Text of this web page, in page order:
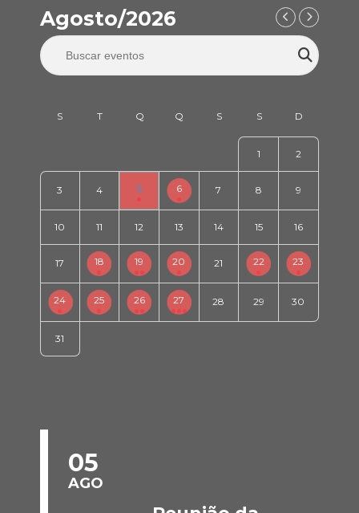
Agosto/2026
1 2
3 4 5 6 7 8 9
10 11 12 13 14 15 16
17 18 19 20 21 22 23
24 25 26 27 28 29 30
31
05
AGO